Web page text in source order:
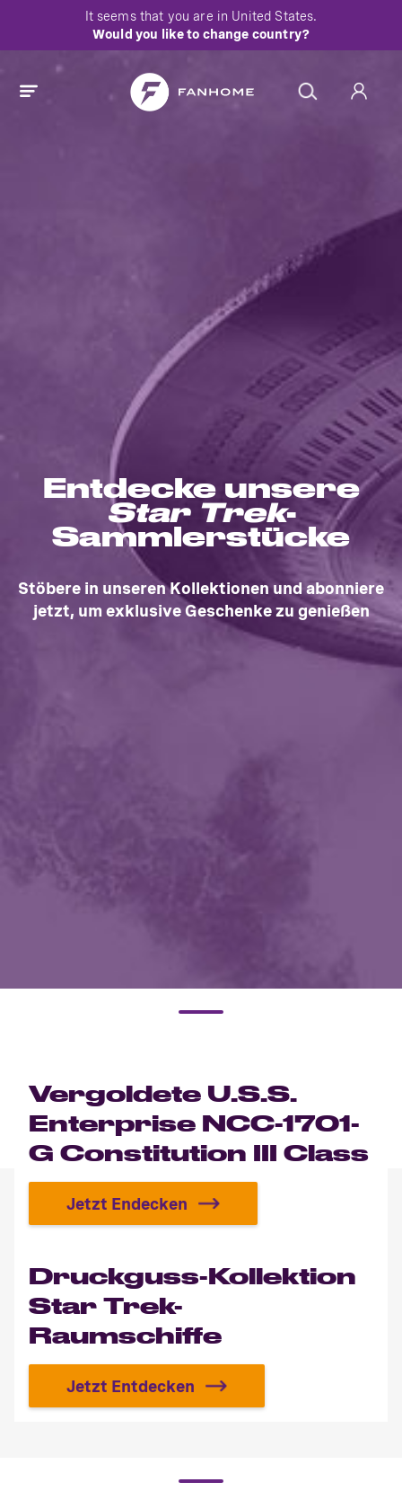
It seems that you are in United States.
Would you like to change country?
Entdecke unsere
Star Trek-
Sammlerstücke
Stöbere in unseren Kollektionen und abonniere
jetzt, um exklusive Geschenke zu genießen
Vergoldete U.S.S.
Enterprise NCC-1701-
G Constitution III Class
Vergoldete U.S.S. Enterprise
Jetzt Endecken
Druckguss-Kollektion
Star Trek-
Raumschiffe
Druckguss-Kollektion Star
Jetzt Entdecken